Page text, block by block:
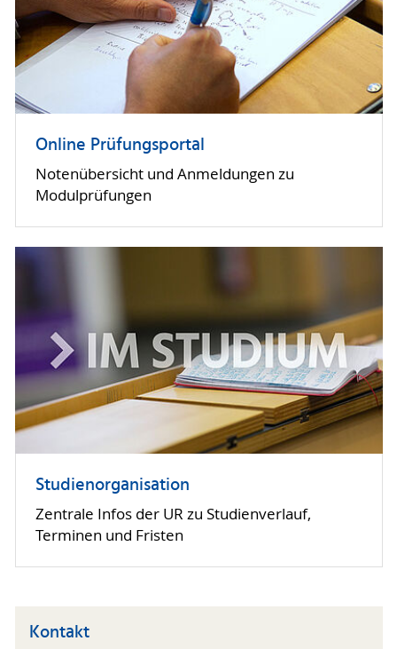
Online Prüfungsportal
Notenübersicht und Anmeldungen zu
Modulprüfungen
Studienorganisation
Zentrale Infos der UR zu Studienverlauf,
Terminen und Fristen
Kontakt